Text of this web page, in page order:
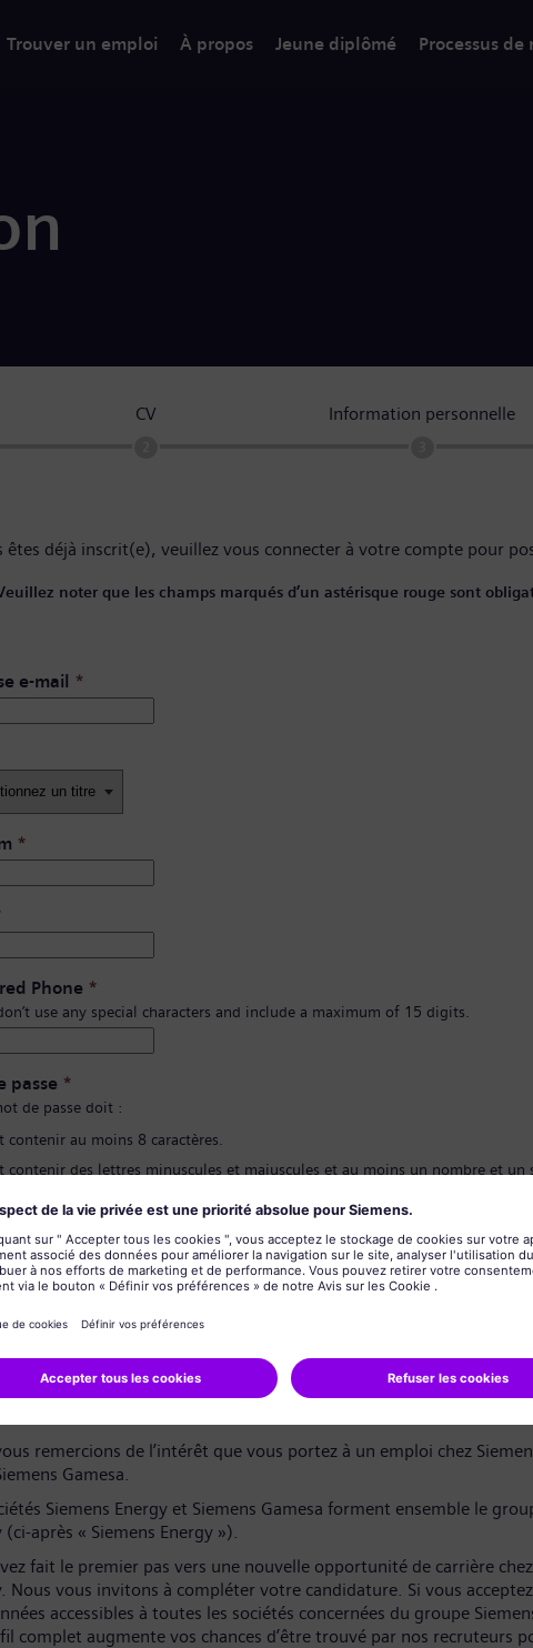
Trouver un emploi À propos Jeune diplômé Processus
CV Information personnelle
êtes déjà inscrit(e), veuillez vous connecter à votre compte pour
noter que les champs marqués d’un astérisque rouge sont
e-mail *
*
Phone *
use any special characters and include a maximum of 15 digits.
passe *
de passe doit :
contenir au moins 8 caractères.
contenir des lettres minuscules et majuscules et au moins un nombre et un
de confidentialité des données
remercions de l’intérêt que vous portez à un emploi chez
Gamesa.
Siemens Energy et Siemens Gamesa forment ensemble le
(ci-après « Siemens Energy »).
fait le premier pas vers une nouvelle opportunité de carrière
Nous vous invitons à compléter votre candidature. Si vous
accessibles à toutes les sociétés concernées du groupe
complet augmente vos chances d’être trouvé par nos recruteurs